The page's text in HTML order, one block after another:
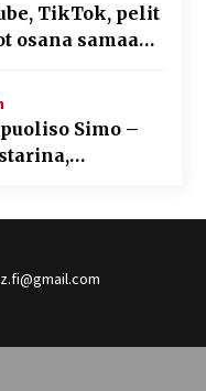
TikTok, pelit
osana samaa
Simo –